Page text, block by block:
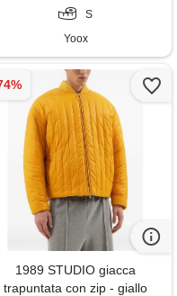
S
Yoox
1989 STUDIO giacca
trapuntata con zip - giallo